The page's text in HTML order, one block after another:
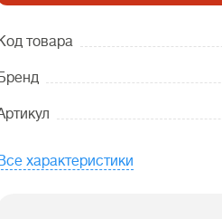
товара
характеристики